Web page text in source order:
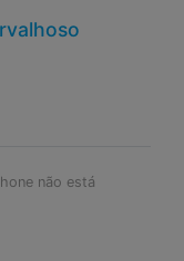
não está